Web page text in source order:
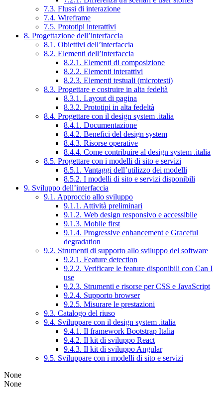
7.3. Flussi di interazione
7.4. Wireframe
7.5. Prototipi interattivi
8. Progettazione dell’interfaccia
8.1. Obiettivi dell’interfaccia
8.2. Elementi dell’interfaccia
8.2.1. Elementi di composizione
8.2.2. Elementi interattivi
8.2.3. Elementi testuali (microtesti)
8.3. Progettare e costruire in alta fedeltà
8.3.1. Layout di pagina
8.3.2. Prototipi in alta fedeltà
8.4. Progettare con il design system .italia
8.4.1. Documentazione
8.4.2. Benefici del design system
8.4.3. Risorse operative
8.4.4. Come contribuire al design system .italia
8.5. Progettare con i modelli di sito e servizi
8.5.1. Vantaggi dell’utilizzo dei modelli
8.5.2. I modelli di sito e servizi disponibili
9. Sviluppo dell’interfaccia
9.1. Approccio allo sviluppo
9.1.1. Attività preliminari
9.1.2. Web design responsivo e accessibile
9.1.3. Mobile first
9.1.4. Progressive enhancement e Graceful
degradation
9.2. Strumenti di supporto allo sviluppo del software
9.2.1. Feature detection
9.2.2. Verificare le feature disponibili con Can I
use
9.2.3. Strumenti e risorse per CSS e JavaScript
9.2.4. Supporto browser
9.2.5. Misurare le prestazioni
9.3. Catalogo del riuso
9.4. Sviluppare con il design system .italia
9.4.1. Il framework Bootstrap Italia
9.4.2. Il kit di sviluppo React
9.4.3. Il kit di sviluppo Angular
9.5. Sviluppare con i modelli di sito e servizi
None
None